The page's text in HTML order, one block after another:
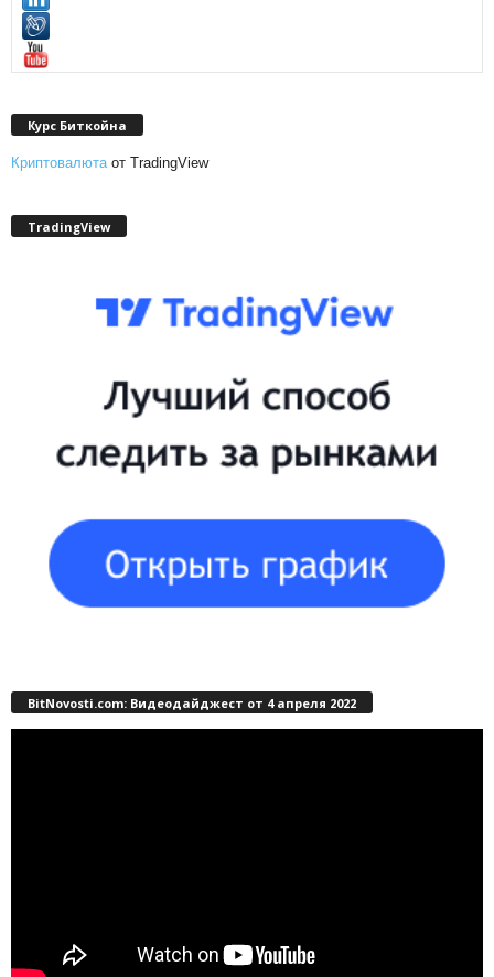
Курс Биткойна
Криптовалюта от TradingView
TradingView
BitNovosti.com: Видеодайджест от 4 апреля 2022